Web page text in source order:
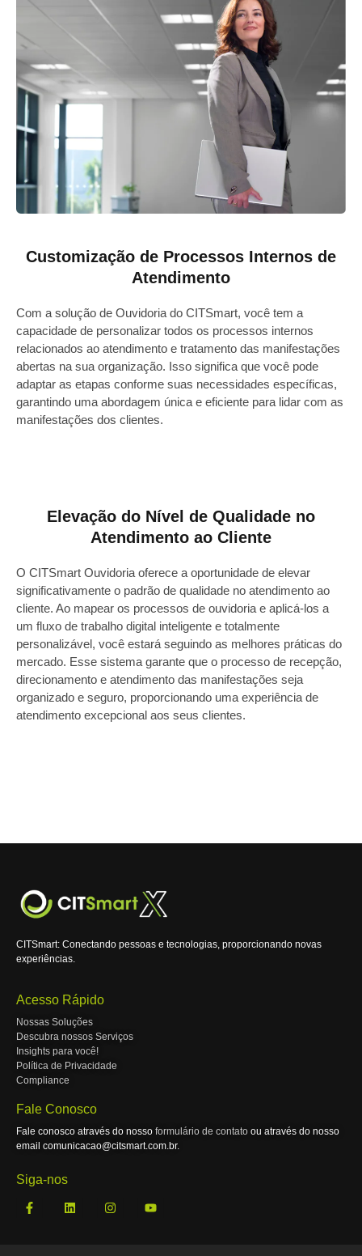
Customização de Processos Internos de
Atendimento
Com a solução de Ouvidoria do CITSmart, você tem a
capacidade de personalizar todos os processos internos
relacionados ao atendimento e tratamento das manifestações
abertas na sua organização. Isso significa que você pode
adaptar as etapas conforme suas necessidades específicas,
garantindo uma abordagem única e eficiente para lidar com as
manifestações dos clientes.
Elevação do Nível de Qualidade no
Atendimento ao Cliente
O CITSmart Ouvidoria oferece a oportunidade de elevar
significativamente o padrão de qualidade no atendimento ao
cliente. Ao mapear os processos de ouvidoria e aplicá-los a
um fluxo de trabalho digital inteligente e totalmente
personalizável, você estará seguindo as melhores práticas do
mercado. Esse sistema garante que o processo de recepção,
direcionamento e atendimento das manifestações seja
organizado e seguro, proporcionando uma experiência de
atendimento excepcional aos seus clientes.
CITSmart: Conectando pessoas e tecnologias, proporcionando novas
experiências.
Acesso Rápido
Nossas Soluções
Descubra nossos Serviços
Insights para você!
Política de Privacidade
Compliance
Fale Conosco
Fale conosco através do nosso formulário de contato ou através do nosso
email comunicacao@citsmart.com.br.
Siga-nos